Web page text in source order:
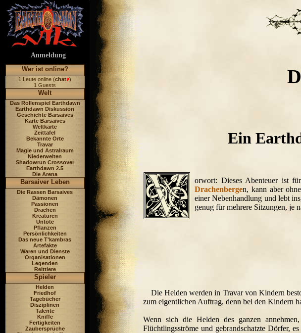
Anmeldung
Wer ist online?
1 Leute online (chat )
1 Guests
Welt
Das Rollenspiel Earthdawn
Earthdawn Diskussion
Geschichte Barsaives
Karte Barsaives
Weltkarte
Zeittafel
Bekannte Orte
Travar
Magie und Astralraum
Niederwelten
Shadowrun Crossover
Earthdawn 2.5
Die Arena
Barsaiver Leben
Die Rassen Barsaives
Dämonen
Passionen
Drachen
Kreaturen
Untote
Pflanzen
Persönlichkeiten
Das neue T'kambras
Artefakte
Waren und Dienste
Organisationen
Legenden
Reittiere
Spieler
Helden
Friedhof
Tagebücher
Disziplinen
Talente
Kniffe
Fertigkeiten
Zaubersprüche
Ein
orwort: Dieses Abenteuer ist
Drachenbergen, kann aber
einer Nebenhandlung und lebt
genug für mehrere Sitzungen, je
Die Helden werden in Travar von Kindern
zum eigentlichen Auftrag, denn bei den Kindern
Wenn sich die Helden des ganzen
Flüchtlingsströme und gebrandschatzte Dörfer,